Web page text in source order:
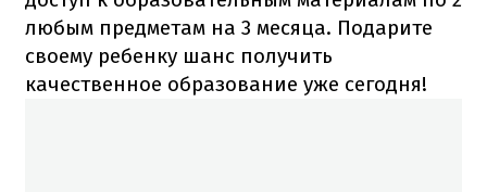
любым предметам на 3 месяца. Подарите
своему ребенку шанс получить
качественное образование уже сегодня!